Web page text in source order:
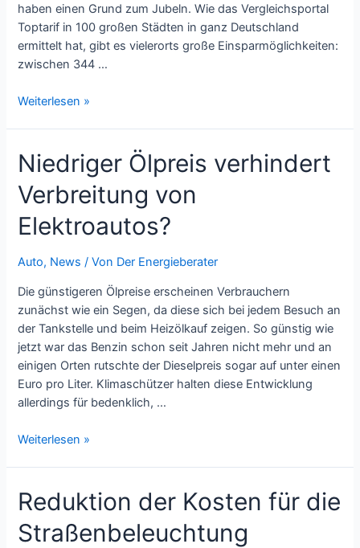
haben einen Grund zum Jubeln. Wie das Vergleichsportal
Toptarif in 100 großen Städten in ganz Deutschland
ermittelt hat, gibt es vielerorts große Einsparmöglichkeiten:
zwischen 344 …
Stromanbieterwechsel:
ein
Wechsel
lohnt
Weiterlesen »
Niedriger Ölpreis verhindert
Verbreitung von
Elektroautos?
Auto, News / Von Der Energieberater
Die günstigeren Ölpreise erscheinen Verbrauchern
zunächst wie ein Segen, da diese sich bei jedem Besuch an
der Tankstelle und beim Heizölkauf zeigen. So günstig wie
jetzt war das Benzin schon seit Jahren nicht mehr und an
einigen Orten rutschte der Dieselpreis sogar auf unter einen
Euro pro Liter. Klimaschützer halten diese Entwicklung
allerdings für bedenklich, …
Niedriger
Verbreitung
von
Elektroautos?
Weiterlesen »
Reduktion der Kosten für die
Straßenbeleuchtung